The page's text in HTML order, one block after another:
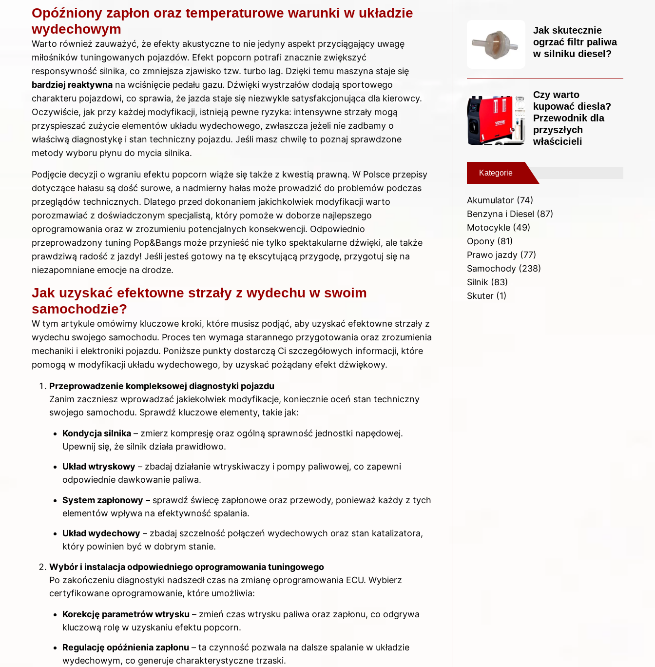
Opóźniony zapłon oraz temperaturowe warunki w układzie
wydechowym
Warto również zauważyć, że efekty akustyczne to nie jedyny aspekt przyciągający uwagę
miłośników tuningowanych pojazdów. Efekt popcorn potrafi znacznie zwiększyć
responsywność silnika, co zmniejsza zjawisko tzw. turbo lag. Dzięki temu maszyna staje się
bardziej reaktywna na wciśnięcie pedału gazu. Dźwięki wystrzałów dodają sportowego
charakteru pojazdowi, co sprawia, że jazda staje się niezwykle satysfakcjonująca dla kierowcy.
Oczywiście, jak przy każdej modyfikacji, istnieją pewne ryzyka: intensywne strzały mogą
przyspieszać zużycie elementów układu wydechowego, zwłaszcza jeżeli nie zadbamy o
właściwą diagnostykę i stan techniczny pojazdu. Jeśli masz chwilę to poznaj sprawdzone
metody wyboru płynu do mycia silnika.
Podjęcie decyzji o wgraniu efektu popcorn wiąże się także z kwestią prawną. W Polsce przepisy
dotyczące hałasu są dość surowe, a nadmierny hałas może prowadzić do problemów podczas
przeglądów technicznych. Dlatego przed dokonaniem jakichkolwiek modyfikacji warto
porozmawiać z doświadczonym specjalistą, który pomoże w doborze najlepszego
oprogramowania oraz w zrozumieniu potencjalnych konsekwencji. Odpowiednio
przeprowadzony tuning Pop&Bangs może przynieść nie tylko spektakularne dźwięki, ale także
prawdziwą radość z jazdy! Jeśli jesteś gotowy na tę ekscytującą przygodę, przygotuj się na
niezapomniane emocje na drodze.
Jak uzyskać efektowne strzały z wydechu w swoim
samochodzie?
W tym artykule omówimy kluczowe kroki, które musisz podjąć, aby uzyskać efektowne strzały z
wydechu swojego samochodu. Proces ten wymaga starannego przygotowania oraz zrozumienia
mechaniki i elektroniki pojazdu. Poniższe punkty dostarczą Ci szczegółowych informacji, które
pomogą w modyfikacji układu wydechowego, by uzyskać pożądany efekt dźwiękowy.
Przeprowadzenie kompleksowej diagnostyki pojazdu
Zanim zaczniesz wprowadzać jakiekolwiek modyfikacje, koniecznie oceń stan techniczny
swojego samochodu. Sprawdź kluczowe elementy, takie jak:
Kondycja silnika – zmierz kompresję oraz ogólną sprawność jednostki napędowej.
Upewnij się, że silnik działa prawidłowo.
Układ wtryskowy – zbadaj działanie wtryskiwaczy i pompy paliwowej, co zapewni
odpowiednie dawkowanie paliwa.
System zapłonowy – sprawdź świecę zapłonowe oraz przewody, ponieważ każdy z tych
elementów wpływa na efektywność spalania.
Układ wydechowy – zbadaj szczelność połączeń wydechowych oraz stan katalizatora,
który powinien być w dobrym stanie.
Wybór i instalacja odpowiedniego oprogramowania tuningowego
Po zakończeniu diagnostyki nadszedł czas na zmianę oprogramowania ECU. Wybierz
certyfikowane oprogramowanie, które umożliwia:
Korekcję parametrów wtrysku – zmień czas wtrysku paliwa oraz zapłonu, co odgrywa
kluczową rolę w uzyskaniu efektu popcorn.
Regulację opóźnienia zapłonu – ta czynność pozwala na dalsze spalanie w układzie
wydechowym, co generuje charakterystyczne trzaski.
Jak skutecznie
ogrzać filtr paliwa
w silniku diesel?
Czy warto
kupować diesla?
Przewodnik dla
przyszłych
właścicieli
Kategorie
Akumulator(74)
Benzyna i Diesel (87)
Motocykle(49)
Opony(81)
Prawo jazdy(77)
Samochody(238)
Silnik(83)
Skuter(1)